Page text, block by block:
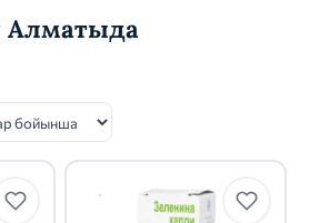
Алматыда